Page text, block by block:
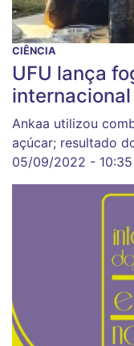
CIÊNCIA
UFU lança
internacional
Ankaa utilizou
açúcar; resultado
05/09/2022 - 10:35